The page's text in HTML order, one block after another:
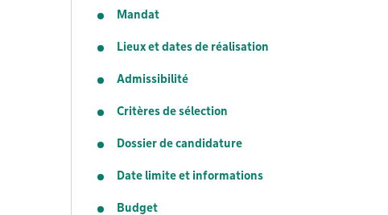
Mandat
Lieux et dates de réalisation
Admissibilité
Critères de sélection
Dossier de candidature
Date limite et informations
Budget